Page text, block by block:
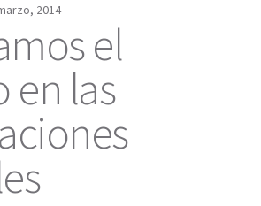
2014
el
en las